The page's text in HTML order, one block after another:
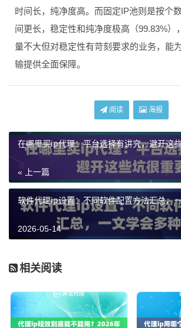
时间长，纯净度高。而固定IP池则是按个
间更长，稳定性和纯净度极高（99.83%）
量不大但对稳定性有苛刻要求的业务，能
输提供全面保障。
阅读 海报
在哪里买ip代理：平台选择有讲究，避开这
« 上一篇
软件代理ip设置：不同软件配置方法汇总，
2026-05-14
相关阅读